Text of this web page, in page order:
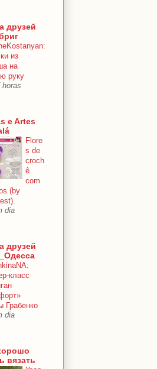
друзей
из
на
руку
horas
e Artes
Flore
s de
croch
ê
com
(by
dia
друзей
класс
Грабенко
dia
вязать